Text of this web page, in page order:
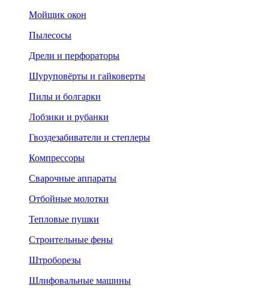
Мойщик окон
Пылесосы
Дрели и перфораторы
Шуруповёрты и гайковерты
Пилы и болгарки
Лобзики и рубанки
Гвоздезабиватели и степлеры
Компрессоры
Сварочные аппараты
Отбойные молотки
Тепловые пушки
Строительные фены
Штроборезы
Шлифовальные машины